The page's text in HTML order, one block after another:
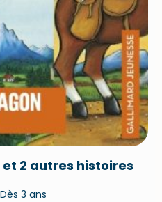
2 autres histoires
Dès 3 ans